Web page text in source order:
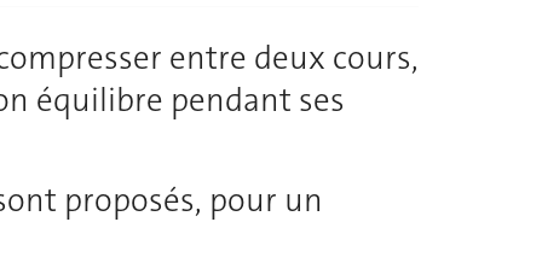
entre deux cours,
équilibre pendant ses
proposés, pour un